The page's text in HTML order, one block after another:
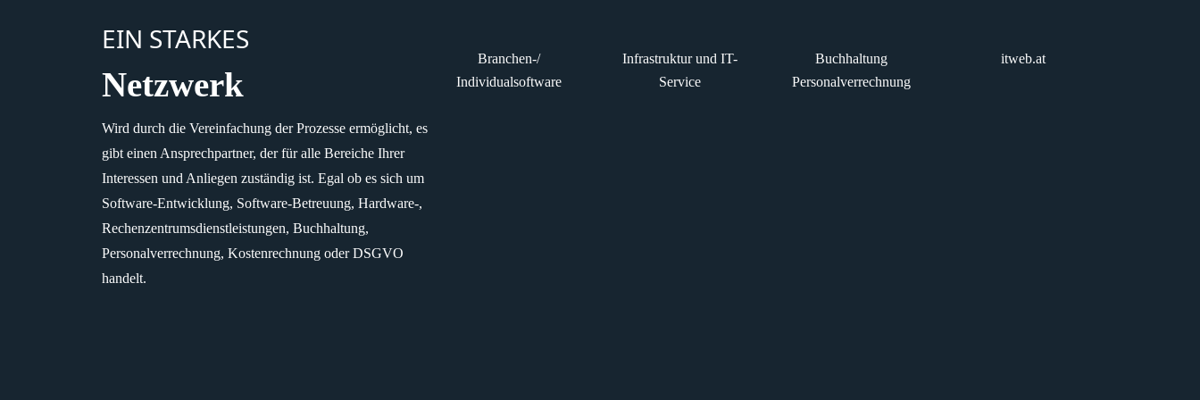
EIN STARKES
Netzwerk
Wird durch die Vereinfachung der Prozesse ermöglicht, es
gibt einen Ansprechpartner, der für alle Bereiche Ihrer
Interessen und Anliegen zuständig ist. Egal ob es sich um
Software-Entwicklung, Software-Betreuung, Hardware-,
Rechenzentrumsdienstleistungen, Buchhaltung,
Personalverrechnung, Kostenrechnung oder DSGVO
handelt.
Branchen-/
Individualsoftware
Infrastruktur und IT-
Service
Buchhaltung
Personalverrechnung
itweb.at